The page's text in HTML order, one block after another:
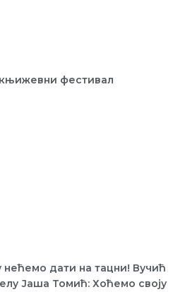
фестивал
дати на тацни! Вучић
Јаша Томић: Хоћемо своју